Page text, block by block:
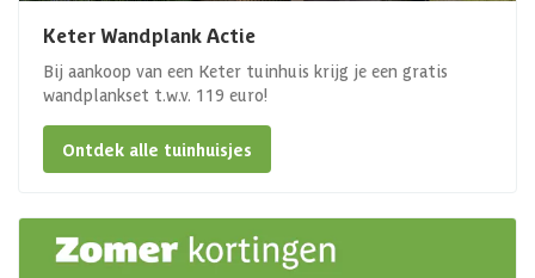
Keter Wandplank Actie
Bij aankoop van een Keter tuinhuis krijg je een gratis
wandplankset t.w.v. 119 euro!
Ontdek alle tuinhuisjes